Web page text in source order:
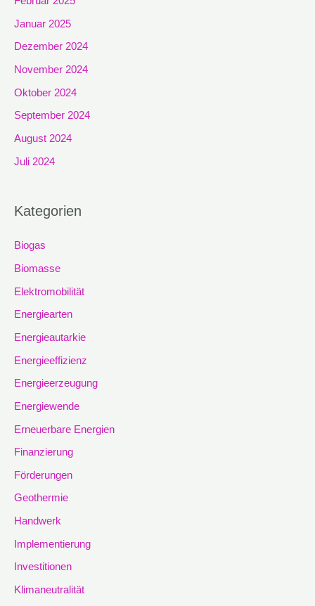
Januar 2025
Dezember 2024
November 2024
Oktober 2024
September 2024
August 2024
Juli 2024
Kategorien
Biogas
Biomasse
Elektromobilität
Energiearten
Energieautarkie
Energieeffizienz
Energieerzeugung
Energiewende
Erneuerbare Energien
Finanzierung
Förderungen
Geothermie
Handwerk
Implementierung
Investitionen
Klimaneutralität